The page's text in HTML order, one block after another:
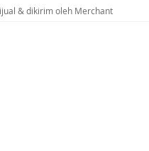
& dikirim oleh Merchant